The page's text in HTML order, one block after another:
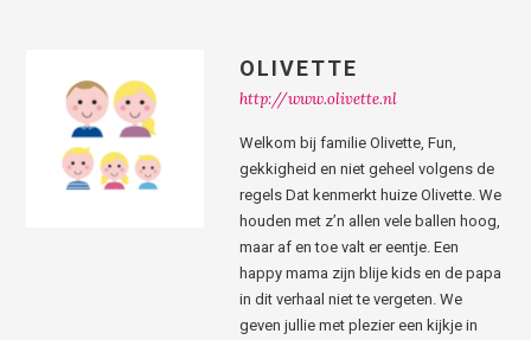
OLIVETTE
http://www.olivette.nl
Welkom bij familie Olivette, Fun,
gekkigheid en niet geheel volgens de
regels Dat kenmerkt huize Olivette. We
houden met z’n allen vele ballen hoog,
maar af en toe valt er eentje. Een
happy mama zijn blije kids en de papa
in dit verhaal niet te vergeten. We
geven jullie met plezier een kijkje in